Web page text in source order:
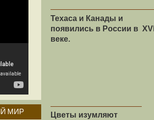
Техаса и Канады и
появились в России в
веке.
Цветы изумляют
МИР